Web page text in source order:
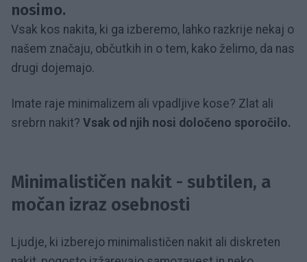
nosimo.
Vsak kos nakita, ki ga izberemo, lahko razkrije nekaj o
našem značaju, občutkih in o tem, kako želimo, da nas
drugi dojemajo.
Imate raje minimalizem ali vpadljive kose? Zlat ali
srebrn nakit? Vsak od njih nosi določeno sporočilo.
Minimalističen nakit - subtilen, a
močan izraz osebnosti
Ljudje, ki izberejo minimalističen nakit ali diskreten